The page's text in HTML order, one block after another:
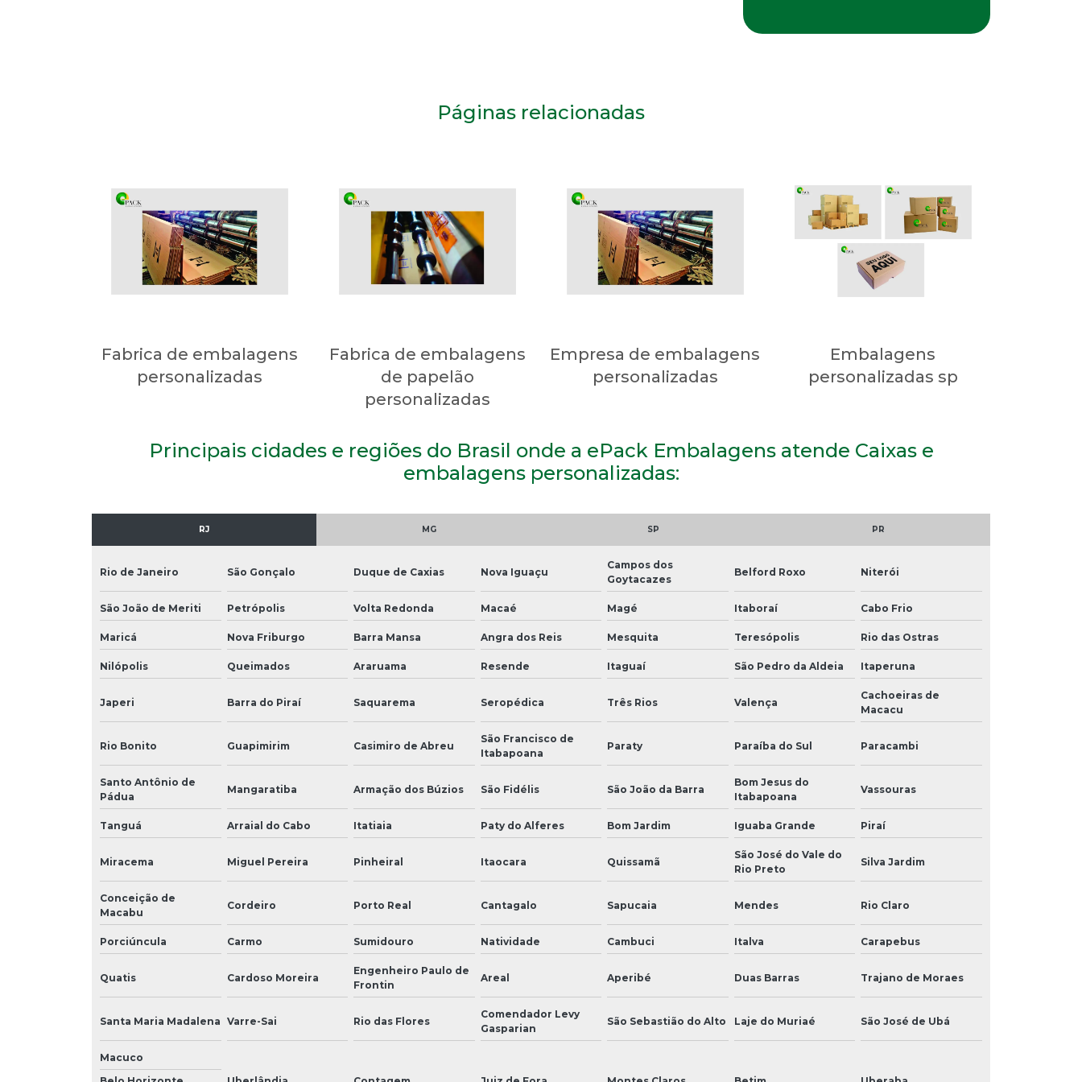
Páginas relacionadas
Fabrica de embalagens
personalizadas
Fabrica de embalagens
de papelão
personalizadas
Empresa de embalagens
personalizadas
Embalagens
personalizadas sp
Principais cidades e regiões do Brasil onde a ePack Embalagens atende Caixas e
embalagens personalizadas:
RJ MG SP PR
Rio de Janeiro São Gonçalo Duque de Caxias Nova Iguaçu
Campos dos
Goytacazes
Belford Roxo Niterói
São João de Meriti Petrópolis Volta Redonda Macaé Magé Itaboraí Cabo Frio
Maricá Nova Friburgo Barra Mansa Angra dos Reis Mesquita Teresópolis Rio das Ostras
Nilópolis Queimados Araruama Resende Itaguaí São Pedro da Aldeia Itaperuna
Japeri Barra do Piraí Saquarema Seropédica Três Rios Valença
Cachoeiras de
Macacu
Rio Bonito Guapimirim Casimiro de Abreu
São Francisco de
Itabapoana
Paraty Paraíba do Sul Paracambi
Santo Antônio de
Pádua
Mangaratiba Armação dos Búzios São Fidélis São João da Barra
Bom Jesus do
Itabapoana
Vassouras
Tanguá Arraial do Cabo Itatiaia Paty do Alferes Bom Jardim Iguaba Grande Piraí
Miracema Miguel Pereira Pinheiral Itaocara Quissamã
São José do Vale do
Rio Preto
Silva Jardim
Conceição de
Macabu
Cordeiro Porto Real Cantagalo Sapucaia Mendes Rio Claro
Porciúncula Carmo Sumidouro Natividade Cambuci Italva Carapebus
Quatis Cardoso Moreira
Engenheiro Paulo de
Frontin
Areal Aperibé Duas Barras Trajano de Moraes
Santa Maria Madalena Varre-Sai Rio das Flores
Comendador Levy
Gasparian
São Sebastião do Alto Laje do Muriaé São José de Ubá
Macuco